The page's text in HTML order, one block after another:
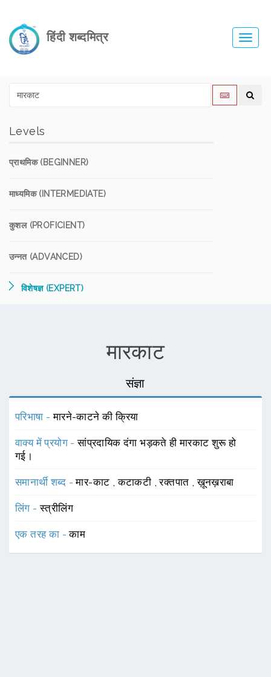
हिंदी शब्दमित्र
Levels
प्राथमिक (BEGINNER)
माध्यमिक (INTERMEDIATE)
कुशल (PROFICIENT)
उन्नत (ADVANCED)
विशेषज्ञ (EXPERT)
मारकाट
संज्ञा
परिभाषा -मारने-काटने की क्रिया
वाक्य में प्रयोग -सांप्रदायिक दंगा भड़कते ही मारकाट शुरू हो
गई।
समानार्थी शब्द -मार-काट ,कटाकटी ,रक्तपात ,ख़ूनख़राबा
लिंग -स्त्रीलिंग
एक तरह का -काम